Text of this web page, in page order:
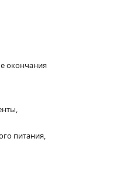
окончания
питания,